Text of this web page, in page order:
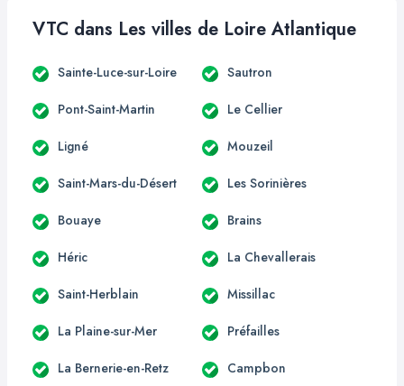
VTC dans Les villes de Loire Atlantique
Sainte-Luce-sur-Loire Sautron
Pont-Saint-Martin Le Cellier
Ligné Mouzeil
Saint-Mars-du-Désert Les Sorinières
Bouaye Brains
Héric La Chevallerais
Saint-Herblain Missillac
La Plaine-sur-Mer Préfailles
La Bernerie-en-Retz Campbon